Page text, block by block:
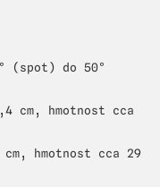
(spot) do 50°
cm, hmotnost cca
hmotnost cca 29